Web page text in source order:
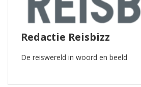
Redactie Reisbizz
De reiswereld in woord en beeld